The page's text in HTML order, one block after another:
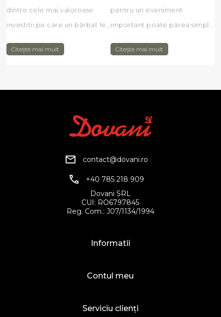
dintre cele mai valoroase
investiții pe care un bărbat le
Indiferent dacă participi la o
potrivit îți oferă încred...
Citește mai mult
pentru un eveniment
important poate părea simplă
realitatea este puțin diferită.
îmbraci...
Citește mai mult
contact@dovani.ro
+40 785 218 909
Dovani SRL
CUI: RO6797845
Reg. Com.: J07/1134/1994
Informatii
Contul meu
Serviciu clienți